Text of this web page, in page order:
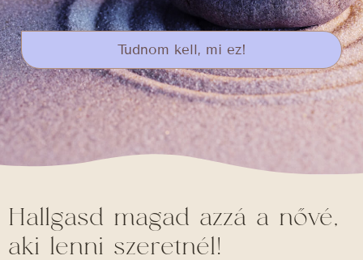
Tudnom kell, mi ez!
Hallgasd magad azzá a nővé,
aki lenni szeretnél!